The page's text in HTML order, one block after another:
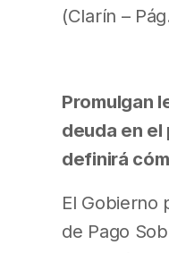
(Clarín –
Promulgan
deuda en el
definirá
El Gobierno
de Pago